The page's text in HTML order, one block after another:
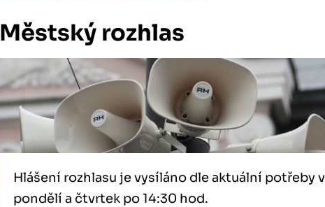
Městský rozhlas
Hlášení rozhlasu je vysíláno dle aktuální potřeby v
pondělí a čtvrtek po 14:30 hod.